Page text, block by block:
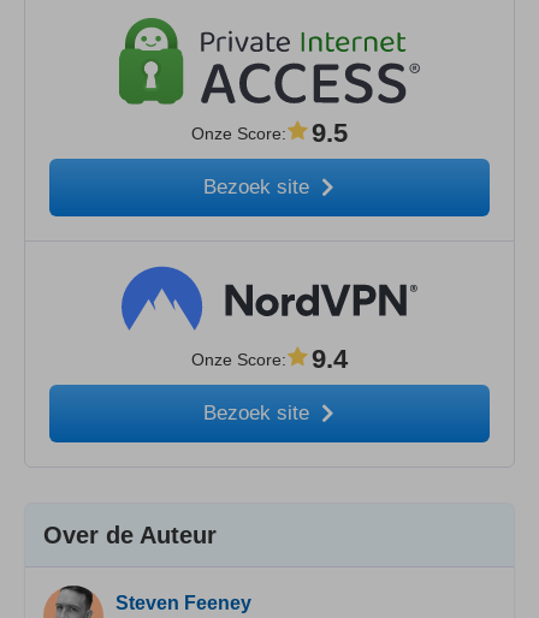
Onze Score: 9.5
Bezoek site
Onze Score: 9.4
Bezoek site
Over de Auteur
Steven Feeney